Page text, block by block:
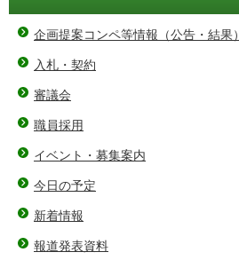
企画提案コンペ等情報（公告・結果）
入札・契約
審議会
職員採用
イベント・募集案内
今日の予定
新着情報
報道発表資料